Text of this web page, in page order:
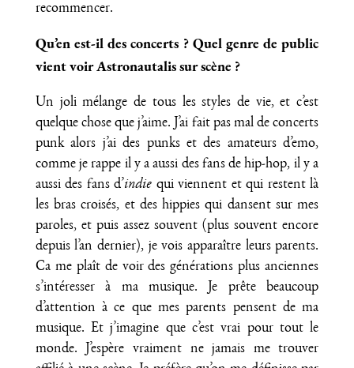
recommencer.
Qu’en est-il des concerts ? Quel genre de public
vient voir Astronautalis sur scène ?
Un joli mélange de tous les styles de vie, et c’est
quelque chose que j’aime. J’ai fait pas mal de concerts
punk alors j’ai des punks et des amateurs d’emo,
comme je rappe il y a aussi des fans de hip-hop, il y a
aussi des fans d’indie qui viennent et qui restent là
les bras croisés, et des hippies qui dansent sur mes
paroles, et puis assez souvent (plus souvent encore
depuis l’an dernier), je vois apparaître leurs parents.
Ca me plaît de voir des générations plus anciennes
s’intéresser à ma musique. Je prête beaucoup
d’attention à ce que mes parents pensent de ma
musique. Et j’imagine que c’est vrai pour tout le
monde. J’espère vraiment ne jamais me trouver